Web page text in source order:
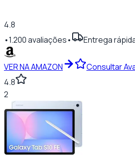
4.8
•1.200avaliações• Entrega
VER NA AMAZON
Consultar
4.8
2